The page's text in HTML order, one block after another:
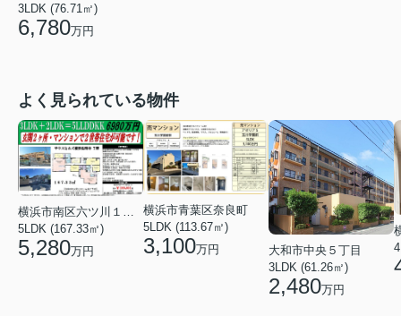
3LDK (76.71㎡)
6,780万円
よく見られている物件
5LDK (167.33㎡)
5,280万円
横浜市青葉区奈良町
5LDK (113.67㎡)
3,100万円
大和市中央５丁目
3LDK (61.26㎡)
2,480万円